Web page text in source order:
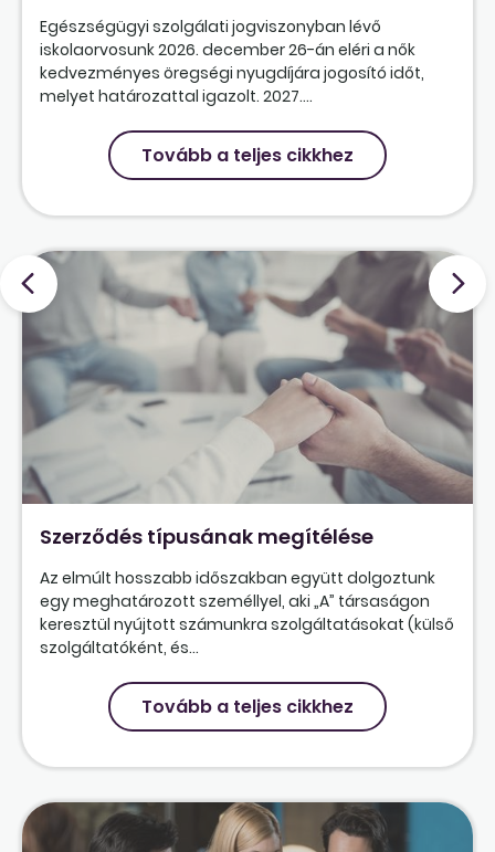
Egészségügyi szolgálati jogviszonyban lévő
iskolaorvosunk 2026. december 26-án eléri a nők
kedvezményes öregségi nyugdíjára jogosító időt,
melyet határozattal igazolt. 2027....
Tovább a teljes cikkhez
Szerződés típusának megítélése
Az elmúlt hosszabb időszakban együtt dolgoztunk
egy meghatározott személlyel, aki „A” társaságon
keresztül nyújtott számunkra szolgáltatásokat (külső
szolgáltatóként, és...
Tovább a teljes cikkhez